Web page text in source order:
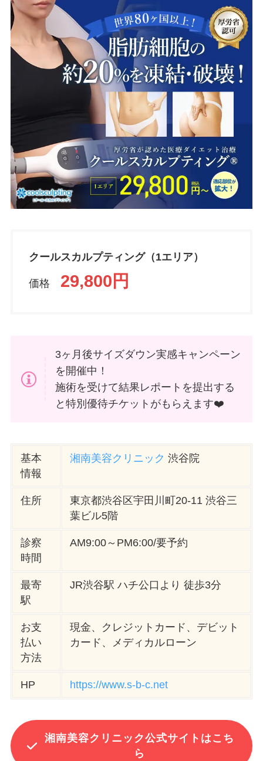
クールスカルプティング（1エリア）
価格 29,800円
3ヶ月後サイズダウン実感キャンペーン
を開催中！
施術を受けて結果レポートを提出する
と特別優待チケットがもらえます❤️
基本
情報
湘南美容クリニック 渋谷院
住所
東京都渋谷区宇田川町20-11 渋谷三
葉ビル5階
診察
時間
AM9:00～PM6:00/要予約
最寄
駅
JR渋谷駅 ハチ公口より 徒歩3分
お支
払い
方法
現金、クレジットカード、デビット
カード、メディカルローン
HP https://www.s-b-c.net
湘南美容クリニック公式サイトはこち
ら